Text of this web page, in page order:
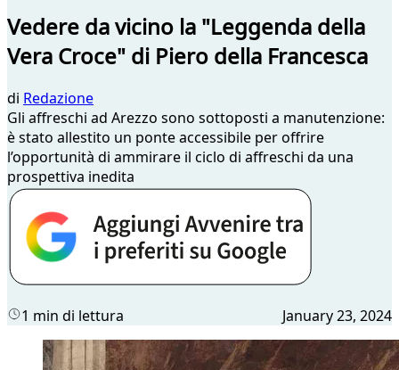
Vedere da vicino la "Leggenda della
Vera Croce" di Piero della Francesca
di Redazione
Gli affreschi ad Arezzo sono sottoposti a manutenzione:
è stato allestito un ponte accessibile per offrire
l’opportunità di ammirare il ciclo di affreschi da una
prospettiva inedita
1 min di lettura January 23, 2024